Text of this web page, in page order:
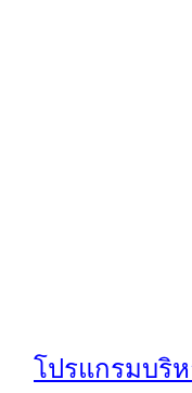
โปรแกรมบริห